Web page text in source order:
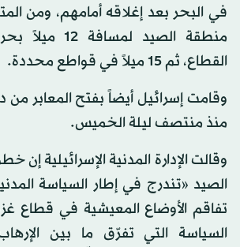
في البحر بعد إغلاقه أمامهم، ومن
منطقة الصيد
القطاع، ثم 15 ميلاً في قواطع محددة.
وقامت إسرائيل أيضاً بفتح المعابر من
منذ منتصف ليلة الخميس.
وقالت الإدارة المدنية الإسرائيلية
الصيد «تندرج في إطار السياسة
تفاقم الأوضاع المعيشية في قطاع
السياسة التي تفرّق ما بين